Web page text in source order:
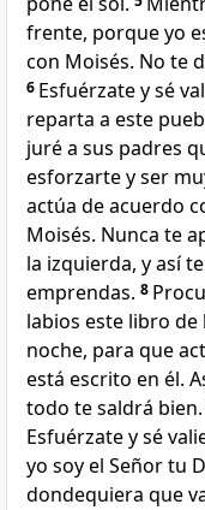
frente, porque yo
con Moisés. No te
6 Esfuérzate y sé
reparta a este
juré a sus padres
esforzarte y ser
actúa de acuerdo
Moisés. Nunca te
la izquierda, y así
emprendas. 8
labios este libro de
noche, para que
está escrito en él.
todo te saldrá bien.
Esfuérzate y sé
yo soy el Señor tu
dondequiera que